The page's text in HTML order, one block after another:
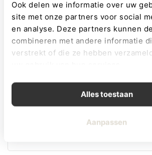
Ook delen we informatie over uw
site met onze partners voor social
en analyse. Deze partners kunnen
combineren met andere informatie
verstrekt of die ze hebben
Alles toestaan
Aanpassen
Personaliseren
Maak jouw cadeau compleet